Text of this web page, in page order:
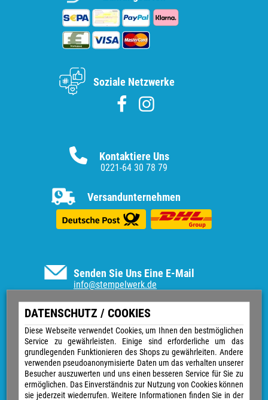
DATENSCHUTZ / COOKIES
Diese Webseite verwendet Cookies, um Ihnen den bestmöglichen
Service zu gewährleisten. Einige sind erforderliche um das
grundlegenden Funktionieren des Shops zu gewährleiten. Andere
verwenden pseudoanonymisierte Daten um das verhalten unserer
Besucher auszuwerten und uns einen besseren Service für Sie zu
ermöglichen. Das Einverständnis zur Nutzung von Cookies können
sie jederzeit wiederrufen. Weitere Informationen finden Sie in der
Senden Sie Uns Eine E-Mail
info@stempelwerk.de
Informationen
Vertrag widerrufen
Kontakt
Über uns
Impressum
Versand & Zahlungsarten
Widerrufsrecht
Kontaktiere Uns
0221-64 30 78 79
Versandunternehmen
Soziale Netzwerke